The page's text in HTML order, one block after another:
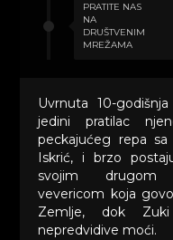
PRATITE NAS
NA
DRUŠTVENIM
MREŽAMA
Uvrnuta 10-
jedini pratilac
peckajućeg repa
Iskrić, i brzo
svojim drugom
vevericom koja
Zemlje, dok
nepredvidive moći.